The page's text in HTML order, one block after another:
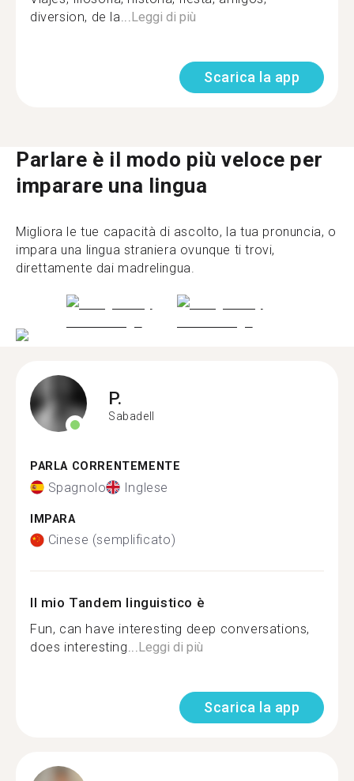
diversion, de la... Leggi di più
Scarica la app
Parlare è il modo più veloce per
imparare una lingua
Migliora le tue capacità di ascolto, la tua pronuncia, o
impara una lingua straniera ovunque ti trovi,
direttamente dai madrelingua.
P.
Sabadell
PARLA CORRENTEMENTE
Spagnolo Inglese
IMPARA
Cinese (semplificato)
Il mio Tandem linguistico è
Fun, can have interesting deep conversations,
does interesting...Leggi di più
Scarica la app